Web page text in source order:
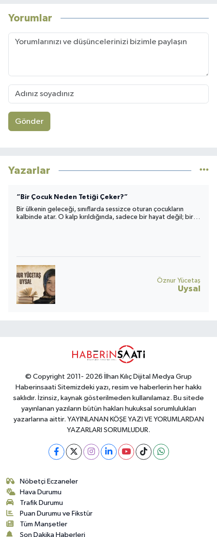
Yorumlar
Gönder
Yazarlar
“Bir Çocuk Neden Tetiği Çeker?”
Bir ülkenin geleceği, sınıflarda sessizce oturan çocukların
kalbinde atar. O kalp kırıldığında, sadece bir hayat değil; bir
Öznur Yücetaş
Uysal
© Copyright 2011- 2026 İlhan Kılıç Dijital Medya Grup
Haberinsaati Sitemizdeki yazı, resim ve haberlerin her hakkı
saklıdır. İzinsiz, kaynak gösterilmeden kullanılamaz. Bu sitede
yayınlanan yazıların bütün hakları hukuksal sorumlulukları
yazarlarına aittir. YAYINLANAN KÖŞE YAZI VE YORUMLARDAN
YAZARLARI SORUMLUDUR.
Nöbetçi Eczaneler
Hava Durumu
Trafik Durumu
Puan Durumu ve Fikstür
Tüm Manşetler
Son Dakika Haberleri